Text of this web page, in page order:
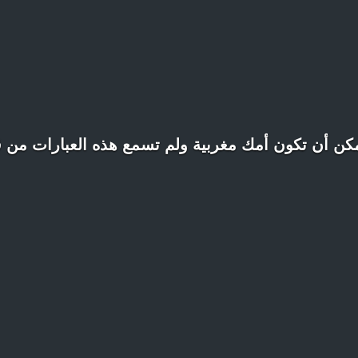
أن تكون أمك مغربية ولم تسمع هذه العبارات من